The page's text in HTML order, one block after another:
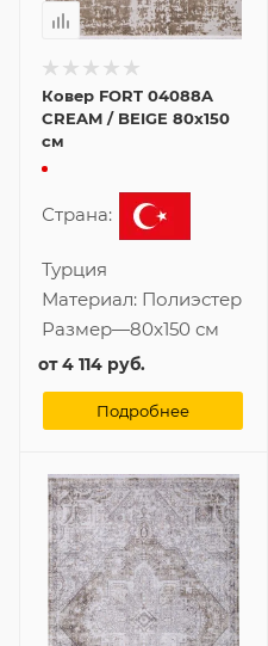
Ковер FORT 04088A
CREAM / BEIGE 80x150
см
Страна:
Турция
Материал: Полиэстер
Размер—80x150 см
от4 114 руб.
Подробнее